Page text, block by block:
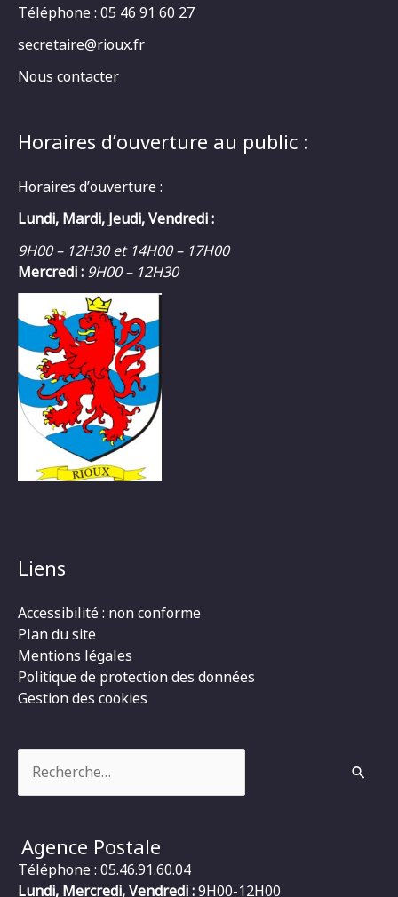
Téléphone : 05 46 91 60 27
secretaire@rioux.fr
Nous contacter
Horaires d’ouverture au public :
Horaires d’ouverture :
Lundi, Mardi, Jeudi, Vendredi :
9H00 – 12H30 et 14H00 – 17H00
Mercredi : 9H00 – 12H30
Liens
Accessibilité : non conforme
Plan du site
Mentions légales
Politique de protection des données
Gestion des cookies
Agence Postale
Téléphone : 05.46.91.60.04
Lundi, Mercredi, Vendredi :9H00-12H00